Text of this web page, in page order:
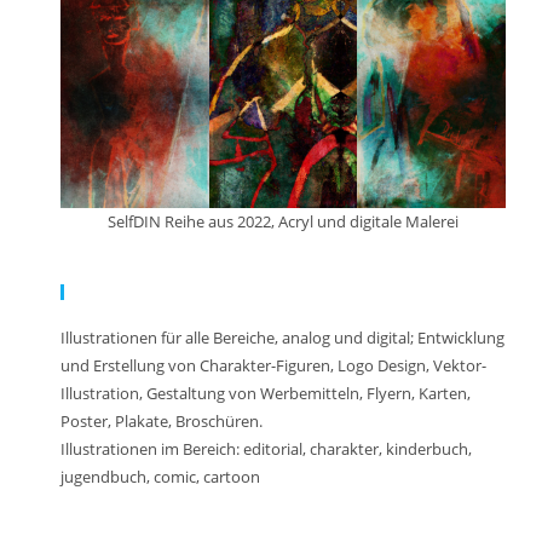
SelfDIN Reihe aus 2022, Acryl und digitale Malerei
Illustrationen für alle Bereiche, analog und digital; Entwicklung
und Erstellung von Charakter-Figuren, Logo Design, Vektor-
Illustration, Gestaltung von Werbemitteln, Flyern, Karten,
Poster, Plakate, Broschüren.
Illustrationen im Bereich: editorial, charakter, kinderbuch,
jugendbuch, comic, cartoon